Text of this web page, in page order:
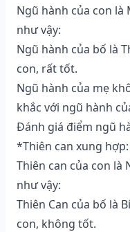
Ngũ hành của con là
như vậy:
Ngũ hành của bố là
con, rất tốt.
Ngũ hành của mẹ
khắc với ngũ hành
Đánh giá điểm ngũ
*Thiên can xung hợp:
Thiên can của con là
như vậy:
Thiên Can của bố là
con, không tốt.